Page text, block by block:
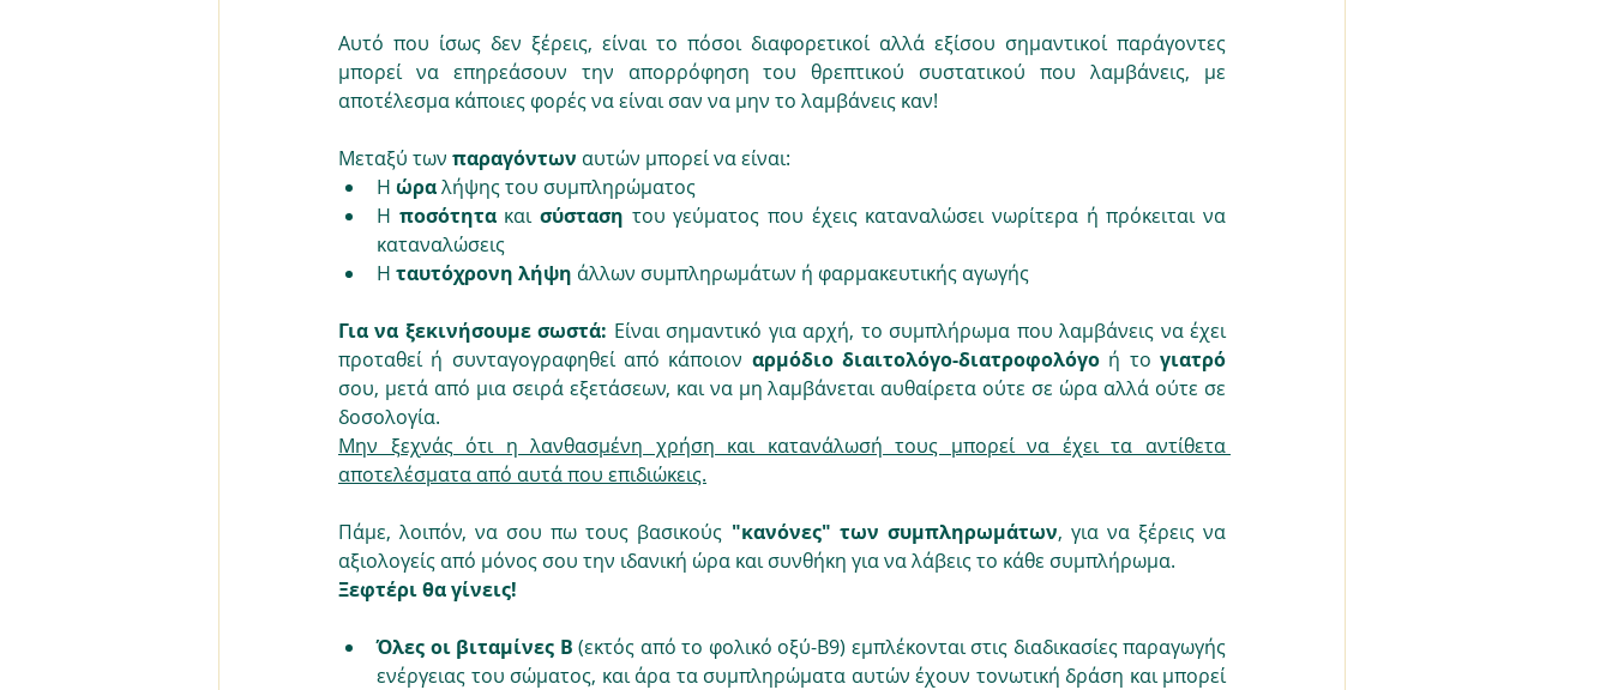
Αυτό που ίσως δεν ξέρεις, είναι το πόσοι διαφορετικοί αλλά εξίσου σημαντικοί παράγοντες
μπορεί να επηρεάσουν την απορρόφηση του θρεπτικού συστατικού που λαμβάνεις, με
αποτέλεσμα κάποιες φορές να είναι σαν να μην το λαμβάνεις καν!
Μεταξύ των παραγόντων αυτών μπορεί να είναι:
Η ώρα λήψης του συμπληρώματος
Η ποσότητα και σύσταση του γεύματος που έχεις καταναλώσει νωρίτερα ή πρόκειται να
καταναλώσεις
Η ταυτόχρονη λήψη άλλων συμπληρωμάτων ή φαρμακευτικής αγωγής
Για να ξεκινήσουμε σωστά: Είναι σημαντικό για αρχή, το συμπλήρωμα που λαμβάνεις να έχει
προταθεί ή συνταγογραφηθεί από κάποιον αρμόδιο διαιτολόγο-διατροφολόγο ή το
σου, μετά από μια σειρά εξετάσεων, και να μη λαμβάνεται αυθαίρετα ούτε σε ώρα αλλά ούτε σε
δοσολογία.
Μην ξεχνάς ότι η λανθασμένη χρήση και κατανάλωσή τους μπορεί να έχει τα αντίθετα
αποτελέσματα από αυτά που επιδιώκεις.
Πάμε, λοιπόν, να σου πω τους βασικούς "κανόνες" των συμπληρωμάτων, για να ξέρεις να
αξιολογείς από μόνος σου την ιδανική ώρα και συνθήκη για να λάβεις το κάθε συμπλήρωμα.
Ξεφτέρι θα γίνεις!
Όλες οι βιταμίνες Β (εκτός από το φολικό οξύ-Β9) εμπλέκονται στις διαδικασίες παραγωγής
ενέργειας του σώματος, και άρα τα συμπληρώματα αυτών έχουν τονωτική δράση και μπορεί